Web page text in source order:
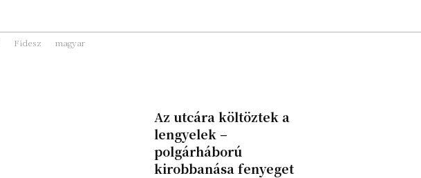
Fidesz magyar
Az utcára költöztek a
lengyelek –
polgárháború
kirobbanása fenyeget